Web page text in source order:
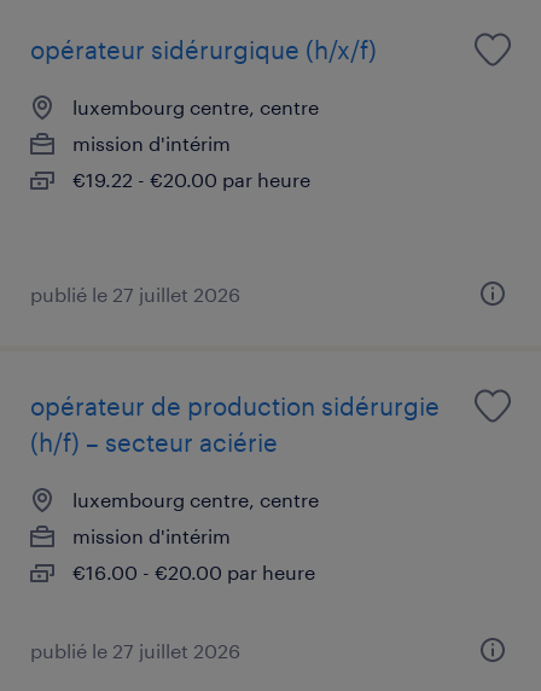
opérateur sidérurgique (h/x/f)
luxembourg centre, centre
mission d'intérim
€19.22 - €20.00 par heure
publié le 27 juillet 2026
opérateur de production sidérurgie
(h/f) – secteur aciérie
luxembourg centre, centre
mission d'intérim
€16.00 - €20.00 par heure
publié le 27 juillet 2026